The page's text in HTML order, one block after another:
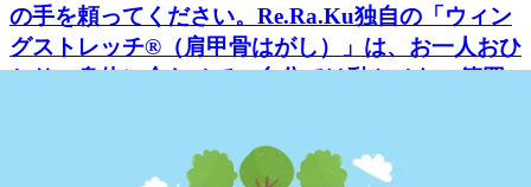
の手を頼ってください。Re.Ra.Ku独自の「ウィン
グストレッチ®（肩甲骨はがし）」は、お一人おひ
とりの身体に合わせて、自分では動かせない範囲
きます。施術後は、まるで羽が生えたように肩ま
わりが軽くなる感覚を体感していただけるはずで